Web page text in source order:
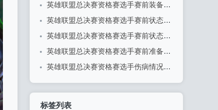
英雄联盟总决赛资格赛选手赛前装备检查全解析
英雄联盟总决赛资格赛选手赛前状态调整全攻略
英雄联盟总决赛资格赛选手赛前状态评估
英雄联盟总决赛资格赛选手赛前准备流程详解
英雄联盟总决赛资格赛选手伤病情况更新：战队备战面临挑战
标签列表